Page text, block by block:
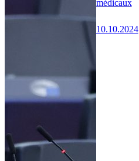
médicaux
10.10.2024